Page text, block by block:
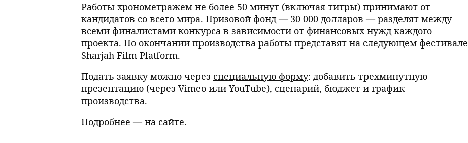
Работы хронометражем не более 50 минут (включая титры) принимают от
кандидатов со всего мира. Призовой фонд — 30 000 долларов — разделят между
всеми финалистами конкурса в зависимости от финансовых нужд каждого
проекта. По окончании производства работы представят на следующем фестивале
Sharjah Film Platform.
Подать заявку можно через специальную форму: добавить трехминутную
презентацию (через Vimeo или YouTube), сценарий, бюджет и график
производства.
Подробнее — на сайте.